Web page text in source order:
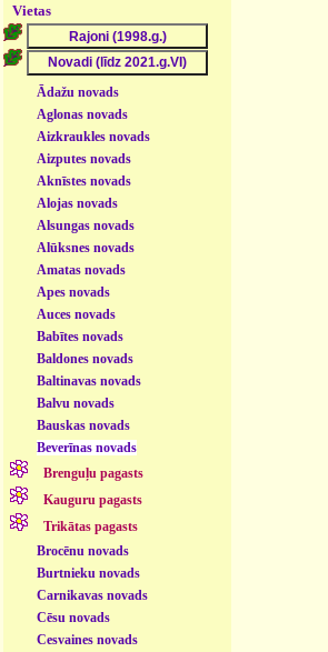
Vietas
Ādažu novads
Aglonas novads
Aizkraukles novads
Aizputes novads
Aknīstes novads
Alojas novads
Alsungas novads
Alūksnes novads
Amatas novads
Apes novads
Auces novads
Babītes novads
Baldones novads
Baltinavas novads
Balvu novads
Bauskas novads
Beverīnas novads
Brenguļu pagasts
Kauguru pagasts
Trikātas pagasts
Brocēnu novads
Burtnieku novads
Carnikavas novads
Cēsu novads
Cesvaines novads